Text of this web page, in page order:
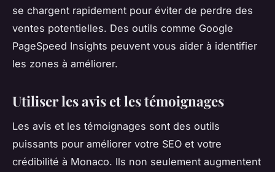
se chargent rapidement pour éviter de perdre des
ventes potentielles. Des outils comme Google
PageSpeed Insights peuvent vous aider à identifier
les zones à améliorer.
Utiliser les avis et les témoignages
Les avis et les témoignages sont des outils
puissants pour améliorer votre SEO et votre
crédibilité à Monaco. Ils non seulement augmentent